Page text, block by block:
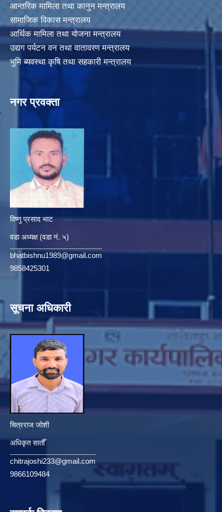
आन्तरिक मामिला तथा कानुन मन्त्रालय
सामाजिक विकास मन्त्रालय
आर्थिक मामिला तथा योजना मन्त्रालय
उद्यग पर्यटन वन तथा वातावरण मन्त्रालय
भुमि ब्यवस्था कृषि तथा सहकारी मन्त्रालय
नगर प्रवक्ता
विष्णु प्रसाद भाट
वडा अध्यक्ष (वडा नं. ५)
bhatbishnu1989@gmail.com
9858425301
सूचना अधिकारी
चित्रराज जोशी
अधिकृत सातौँ
chitrajoshi233@gmail.com
9866109484